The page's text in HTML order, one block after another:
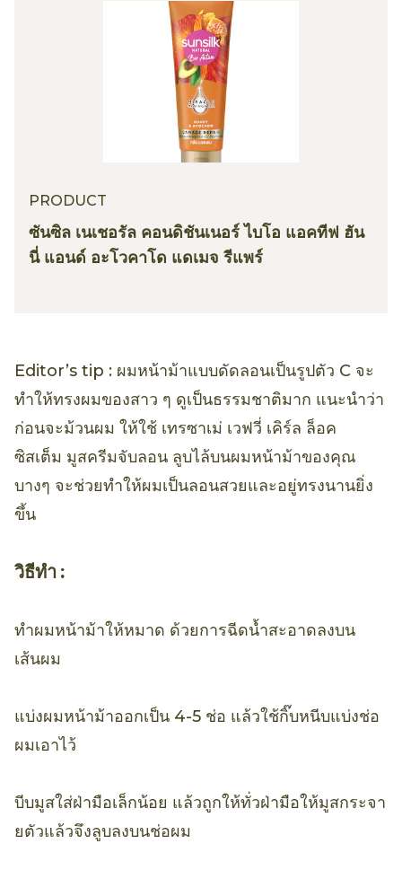
PRODUCT
ซันซิล เนเชอรัล คอนดิชันเนอร์ ไบโอ แอคทีฟ ฮัน
นี่ แอนด์ อะโวคาโด แดเมจ รีแพร์
Editor’s tip : ผมหน้าม้าแบบดัดลอนเป็นรูปตัว C จะ
ทำให้ทรงผมของสาว ๆ ดูเป็นธรรมชาติมาก แนะนำว่า
ก่อนจะม้วนผม ให้ใช้ เทรซาเม่ เวฟวี่ เคิร์ล ล็อค
ซิสเต็ม มูสครีมจับลอน ลูบไล้บนผมหน้าม้าของคุณ
บางๆ จะช่วยทำให้ผมเป็นลอนสวยและอยู่ทรงนานยิ่ง
ขึ้น
วิธีทำ :
ทำผมหน้าม้าให้หมาด ด้วยการฉีดน้ำสะอาดลงบน
เส้นผม
แบ่งผมหน้าม้าออกเป็น 4-5 ช่อ แล้วใช้กิ๊บหนีบแบ่งช่อ
ผมเอาไว้
บีบมูสใส่ฝ่ามือเล็กน้อย แล้วถูกให้ทั่วฝ่ามือให้มูสกระจา
ยตัวแล้วจึงลูบลงบนช่อผม